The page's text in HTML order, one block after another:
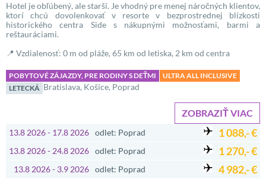
Hotel je obľúbený, ale starší. Je vhodný pre menej náročných klientov,
ktorí chcú dovolenkovať v resorte v bezprostrednej blízkosti
historického centra Side s nákupnými možnosťami, barmi a
reštauráciami.
📍 Vzdialenosť: 0 m od pláže, 65 km od letiska, 2 km od centra
POBYTOVÉ ZÁJAZDY, PRE RODINY S DEŤMI
ULTRA ALL INCLUSIVE
LETECKÁ Bratislava, Košice, Poprad
ZOBRAZIŤ VIAC
13.8 2026 - 17.8 2026 odlet: Poprad 1 088,- €
13.8 2026 - 24.8 2026 odlet: Poprad 1 270,- €
13.8 2026 - 3.9 2026 odlet: Poprad 4 982,- €